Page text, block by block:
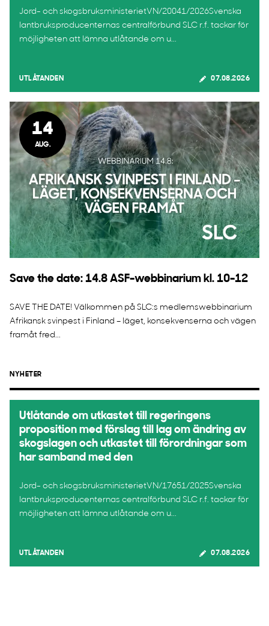
Jord- och skogsbruksministerietVN/20041/2026Svenska
lantbruksproducenternas centralförbund SLC r.f. tackar för
möjligheten att lämna utlåtande om u...
UTLÅTANDEN 07.08.2026
14
AUG.
Save the date: 14.8 ASF-webbinarium kl. 10-12
SAVE THE DATE! Välkommen på SLC:s medlemswebbinarium
Afrikansk svinpest i Finland – läget, konsekvenserna och vägen
framåt fred...
NYHETER
Utlåtande om utkastet till regeringens
proposition med förslag till lag om ändring av
skogslagen och utkastet till förordningar som
har samband med den
Jord- och skogsbruksministerietVN/17651/2025Svenska
lantbruksproducenternas centralförbund SLC r.f. tackar för
möjligheten att lämna utlåtande om u...
UTLÅTANDEN 07.08.2026